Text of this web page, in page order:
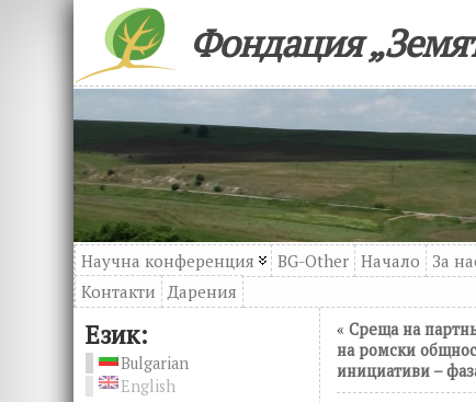
Фондация
Научна конференция BG-Other Начало За
Контакти
Дарения
Език:
Bulgarian
English
«Среща на
на ромски
инициативи –